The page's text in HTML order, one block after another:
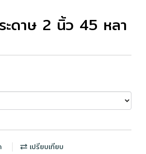
ะดาษ 2 นิ้ว 45 หลา
เปรียบเทียบ